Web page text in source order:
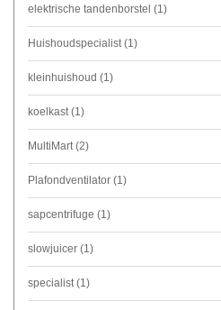
elektrische tandenborstel (1)
Huishoudspecialist(1)
kleinhuishoud (1)
koelkast(1)
MultiMart(2)
Plafondventilator (1)
sapcentrifuge (1)
slowjuicer (1)
specialist(1)